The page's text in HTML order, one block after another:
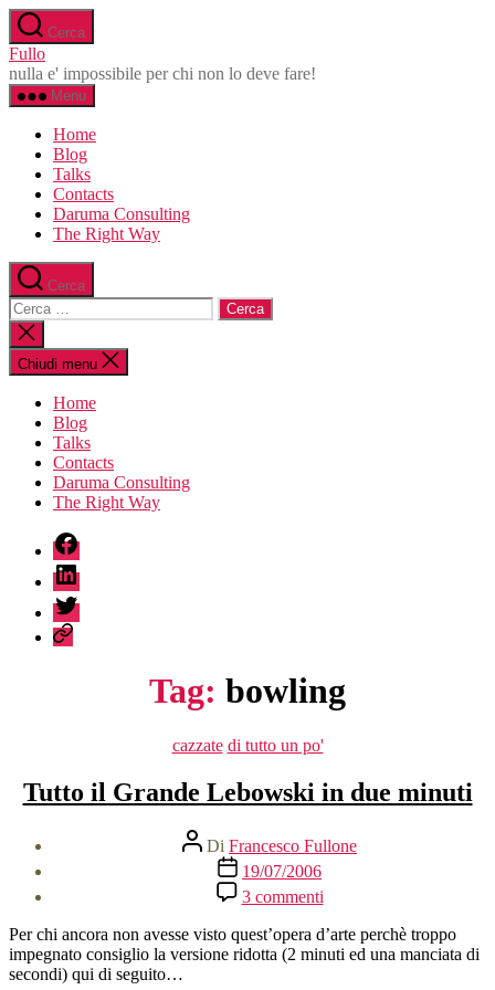
Salta
al
contenuto
Cerca
Fullo
nulla e' impossibile per chi non lo deve fare!
Menu
Home
Blog
Talks
Contacts
Daruma Consulting
The Right Way
Cerca
Cerca:
Chiudi
la
ricerca
Chiudi menu
Home
Blog
Talks
Contacts
Daruma Consulting
The Right Way
fb
linkedin
twitter
sessionize
Tag: bowling
Categorie
cazzate di tutto un po'
Tutto il Grande Lebowski in due minuti
Autore
articolo
Di Francesco Fullone
Data
dell'articolo
19/07/2006
3 commentisu
Tutto
il
Grande
Per chi ancora non avesse visto quest’opera d’arte perchè troppo
impegnato consiglio la versione ridotta (2 minuti ed una manciata di
secondi) qui di seguito…